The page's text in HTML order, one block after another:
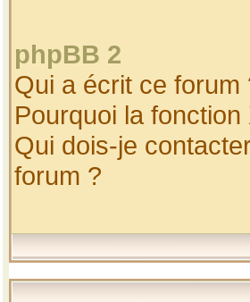
phpBB 2
Qui a écrit ce forum
Pourquoi la
Qui dois-je
forum ?